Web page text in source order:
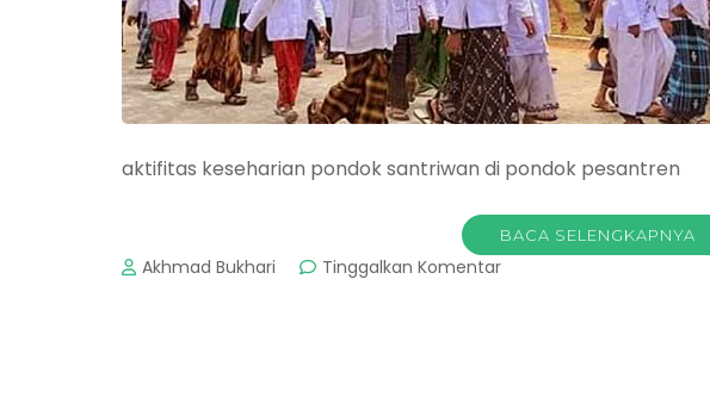
aktifitas keseharian pondok santriwan di pondok pesantren
BACA SELENGKAPNYA
Akhmad Bukhari Tinggalkan Komentarpada